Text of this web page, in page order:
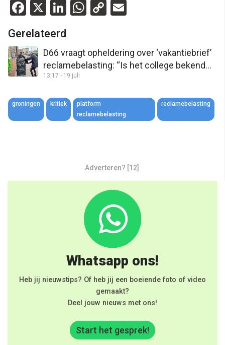
Facebook
X LinkedIn
WhatsApp
Copy
Gerelateerd
D66 vraagt opheldering over ‘vakantiebrief’
reclamebelasting: “Is het college bekend
met de data van schoolvakanties?”
13:17 - 19 juli
groningen kritiek
platform
reclamebelasting
reclamebelasting
Adverteren? [12]
Whatsapp ons!
Heb jij nieuwstips? Of heb jij een boeiende foto of video
gemaakt?
Deel jouw nieuws met ons!
Start het gesprek!